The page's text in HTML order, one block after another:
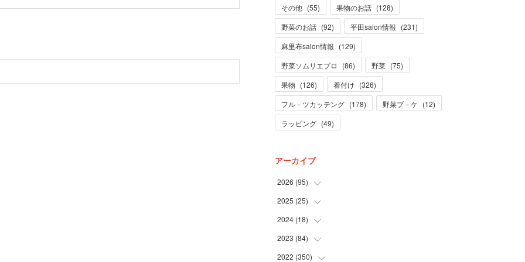
その他 (55) 果物のお話 (128)
野菜のお話 (92) 平田salon情報 (231)
麻里布salon情報 (129)
野菜ソムリエプロ
(86) 野菜 (75)
果物 (126) 着付け (326)
フル－ツカッテング (178) 野菜ブ－ケ (12)
ラッピング (49)
アーカイブ
2026 (95)
(5
(31
)
(28
)
(31
2025 (25)
(3
(19
)
(1)
2024 (18)
(1
(12
2023 (84)
(1)
2022 (350)